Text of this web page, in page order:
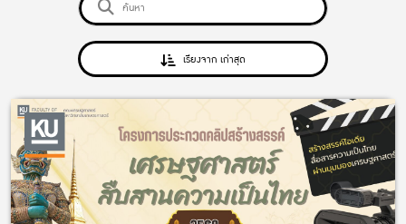
เรียงจาก เก่าสุด